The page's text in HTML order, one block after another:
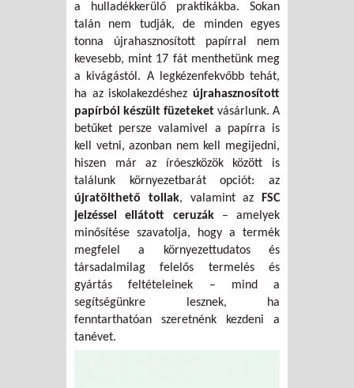
a hulladékkerülő praktikákba. Sokan
talán nem tudják, de minden egyes
tonna újrahasznosított papírral nem
kevesebb, mint 17 fát menthetünk meg
a kivágástól. A legkézenfekvőbb tehát,
ha az iskolakezdéshez újrahasznosított
papírból készült füzeteket vásárlunk. A
betűket persze valamivel a papírra is
kell vetni, azonban nem kell megijedni,
hiszen már az íróeszközök között is
találunk környezetbarát opciót: az
újratölthető tollak, valamint az FSC
jelzéssel ellátott ceruzák– amelyek
minősítése szavatolja, hogy a termék
megfelel a környezettudatos és
társadalmilag felelős termelés és
gyártás feltételeinek – mind a
segítségünkre lesznek, ha
fenntarthatóan szeretnénk kezdeni a
tanévet.